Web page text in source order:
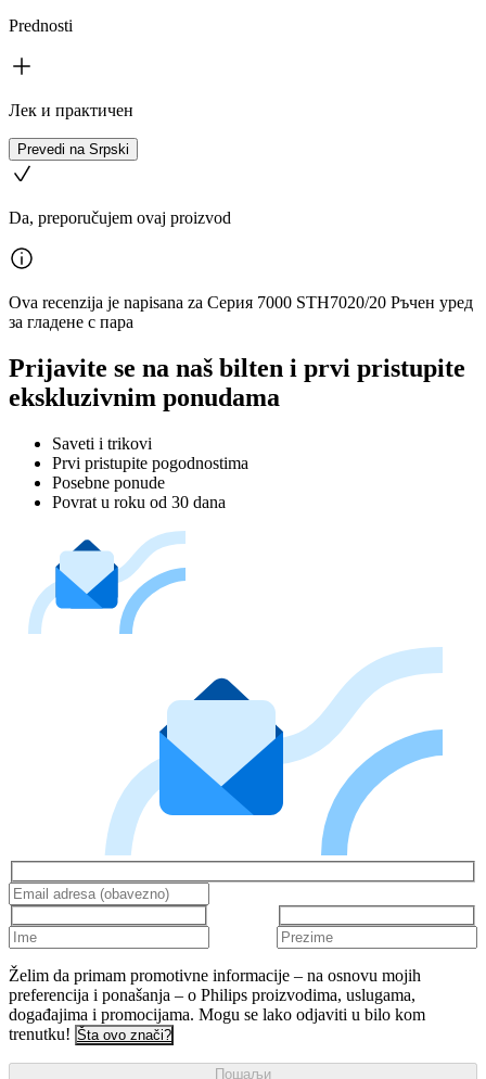
Prednosti
Лек и практичен
Prevedi na Srpski
Da, preporučujem ovaj proizvod
Ova recenzija je napisana za Серия 7000 STH7020/20 Ръчен уред
за гладене с пара
Prijavite se na naš bilten i prvi pristupite
ekskluzivnim ponudama
Saveti i trikovi
Prvi pristupite pogodnostima
Posebne ponude
Povrat u roku od 30 dana
Želim da primam promotivne informacije – na osnovu mojih
preferencija i ponašanja – o Philips proizvodima, uslugama,
događajima i promocijama. Mogu se lako odjaviti u bilo kom
trenutku! Šta ovo znači?
Пошаљи